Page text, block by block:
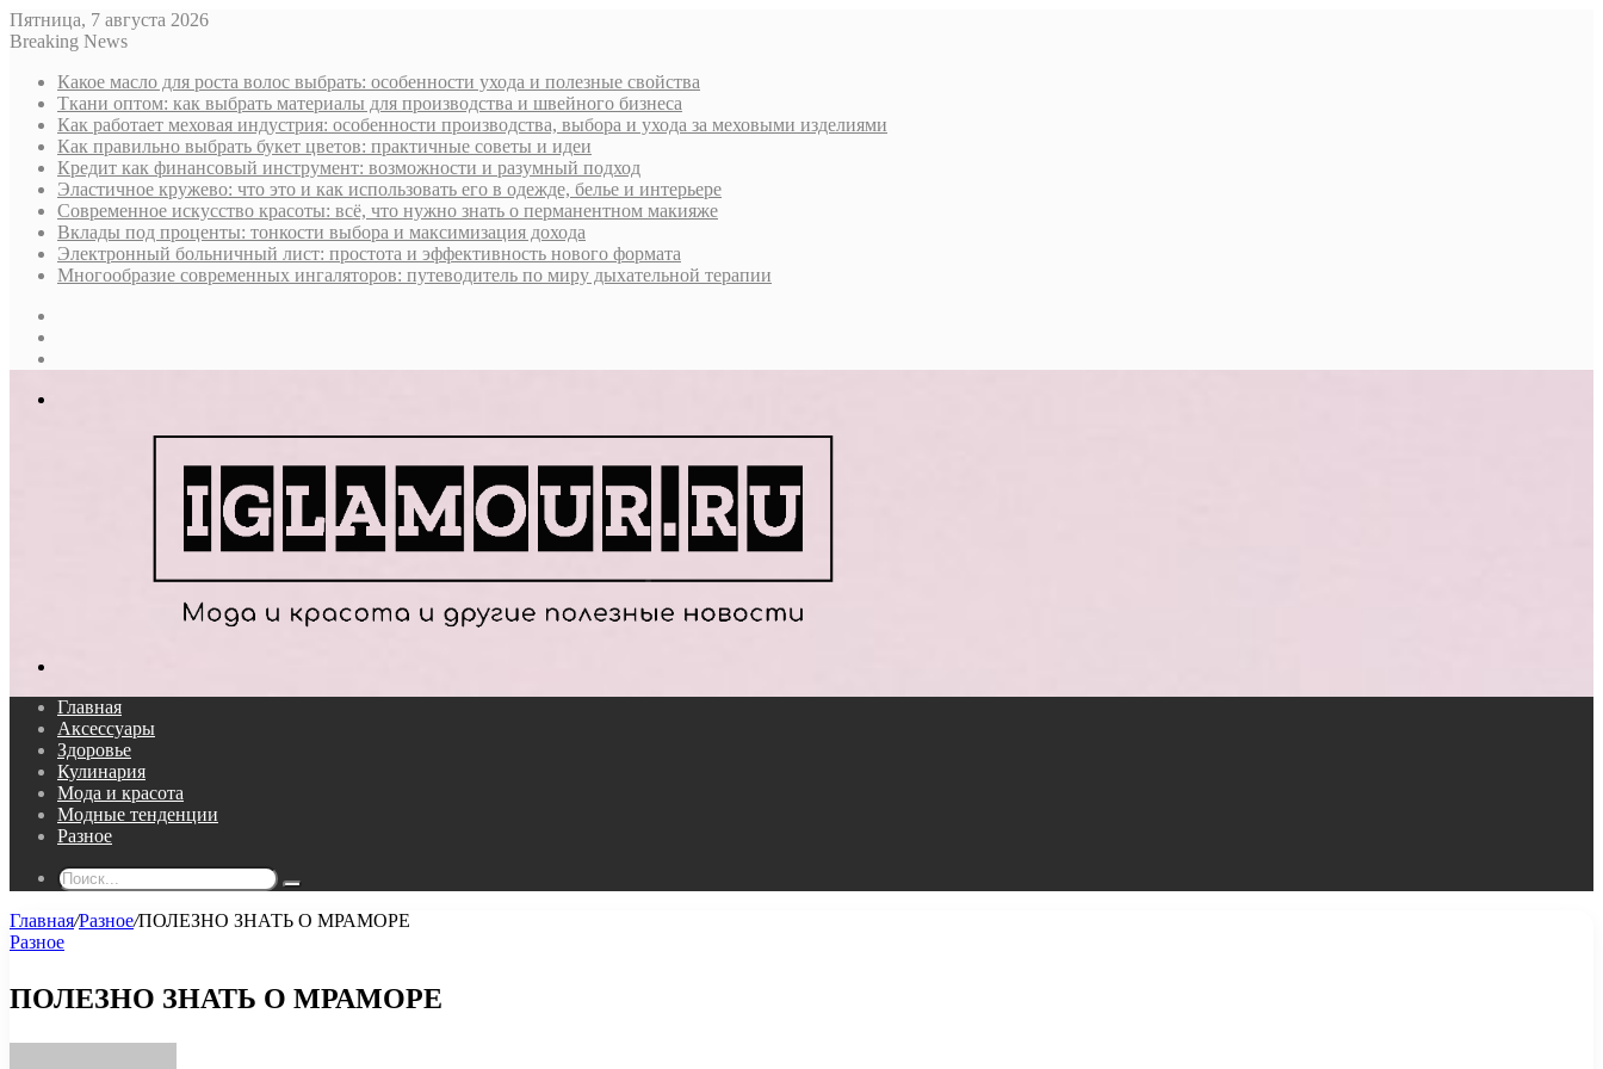
Пятница, 7 августа 2026
Breaking News
Какое масло для роста волос выбрать: особенности ухода и полезные свойства
Ткани оптом: как выбрать материалы для производства и швейного бизнеса
Как работает меховая индустрия: особенности производства, выбора и ухода за меховыми изделиями
Как правильно выбрать букет цветов: практичные советы и идеи
Кредит как финансовый инструмент: возможности и разумный подход
Эластичное кружево: что это и как использовать его в одежде, белье и интерьере
Современное искусство красоты: всё, что нужно знать о перманентном макияже
Вклады под проценты: тонкости выбора и максимизация дохода
Электронный больничный лист: простота и эффективность нового формата
Многообразие современных ингаляторов: путеводитель по миру дыхательной терапии
Главная
Аксессуары
Здоровье
Кулинария
Мода и красота
Модные тенденции
Разное
Поиск...
Главная/Разное/ПОЛЕЗНО ЗНАТЬ О МРАМОРЕ
Разное
ПОЛЕЗНО ЗНАТЬ О МРАМОРЕ